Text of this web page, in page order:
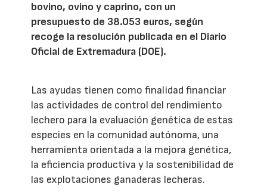
bovino, ovino y caprino, con un
presupuesto de 38.053 euros, según
recoge la resolución publicada en el Diario
Oficial de Extremadura (DOE).
Las ayudas tienen como finalidad financiar
las actividades de control del rendimiento
lechero para la evaluación genética de estas
especies en la comunidad autónoma, una
herramienta orientada a la mejora genética,
la eficiencia productiva y la sostenibilidad de
las explotaciones ganaderas lecheras.